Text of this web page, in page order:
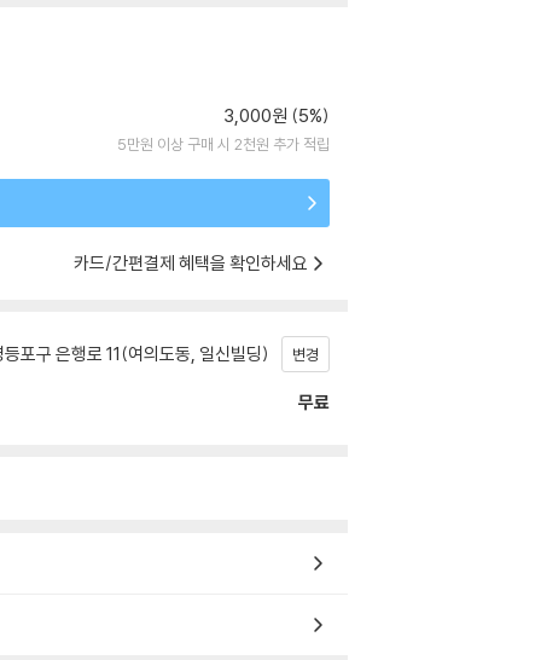
3,000원 (5%)
5만원 이상 구매 시 2천원 추가 적립
카드/간편결제 혜택을 확인하세요
포구 은행로 11(여의도동, 일신빌딩) 변경
무료